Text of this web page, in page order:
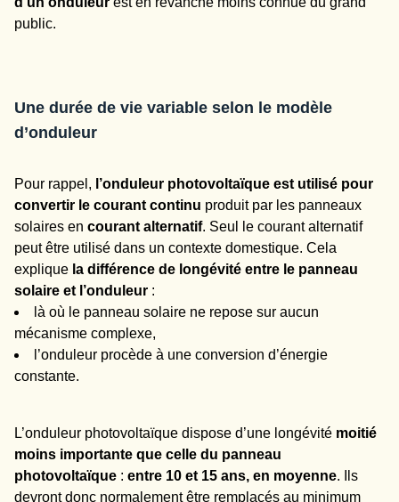
public.
Une durée de vie variable selon le modèle
d’onduleur
Pour rappel, l’onduleur photovoltaïque est utilisé pour
convertir le courant continu produit par les panneaux
solaires en courant alternatif. Seul le courant alternatif
peut être utilisé dans un contexte domestique. Cela
explique la différence de longévité entre le panneau
solaire et l’onduleur :
là où le panneau solaire ne repose sur aucun
mécanisme complexe,
l’onduleur procède à une conversion d’énergie
constante.
L’onduleur photovoltaïque dispose d’une longévité moitié
moins importante que celle du panneau
photovoltaïque : entre 10 et 15 ans, en moyenne. Ils
devront donc normalement être remplacés au minimum